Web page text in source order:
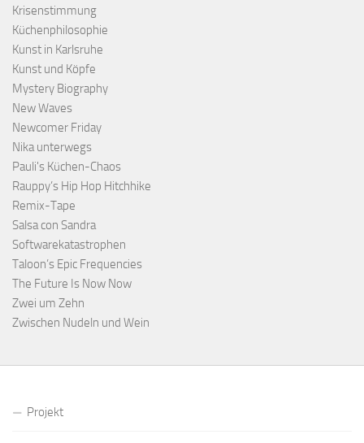
Krisenstimmung
Küchenphilosophie
Kunst in Karlsruhe
Kunst und Köpfe
Mystery Biography
New Waves
Newcomer Friday
Nika unterwegs
Pauli's Küchen-Chaos
Rauppy’s Hip Hop Hitchhike
Remix-Tape
Salsa con Sandra
Softwarekatastrophen
Taloon’s Epic Frequencies
The Future Is Now Now
Zwei um Zehn
Zwischen Nudeln und Wein
Projekt